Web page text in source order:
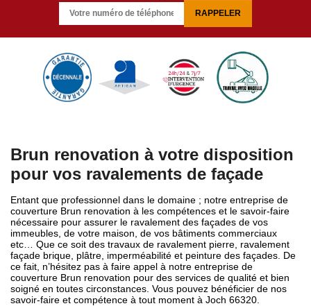
Brun renovation à votre disposition
pour vos ravalements de façade
Entant que professionnel dans le domaine ; notre entreprise de
couverture Brun renovation à les compétences et le savoir-faire
nécessaire pour assurer le ravalement des façades de vos
immeubles, de votre maison, de vos bâtiments commerciaux
etc… Que ce soit des travaux de ravalement pierre, ravalement
façade brique, plâtre, imperméabilité et peinture des façades. De
ce fait, n’hésitez pas à faire appel à notre entreprise de
couverture Brun renovation pour des services de qualité et bien
soigné en toutes circonstances. Vous pouvez bénéficier de nos
savoir-faire et compétence à tout moment à Joch 66320.